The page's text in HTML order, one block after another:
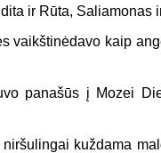
ir Rūta, Saliamonas
vaikštinėdavo kaip
panašūs į Mozei
kuždama